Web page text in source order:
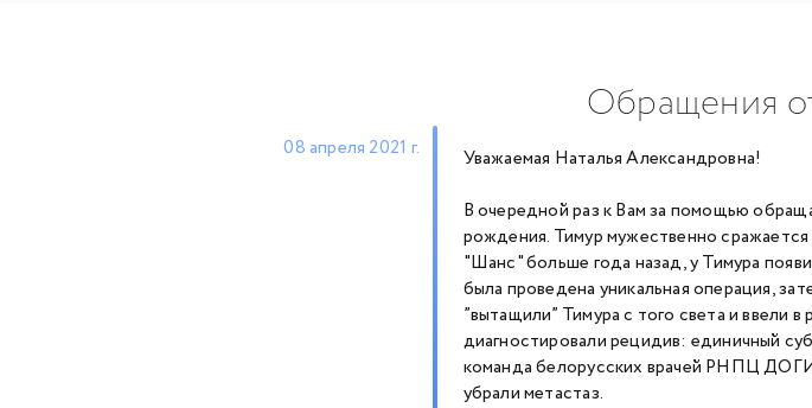
Обращения
08 апреля 2021 г.
Уважаемая Наталья Александровна!
В очередной раз к Вам за помощью
рождения. Тимур мужественно
"Шанс" больше года назад, у Тимура
была проведена уникальная операция,
”вытащили” Тимура с того света и ввели
диагностировали рецидив: единичный
команда белорусских врачей РНПЦ
убрали метастаз.